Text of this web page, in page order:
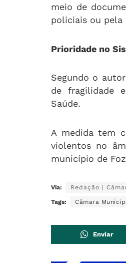
meio de
policiais ou pela
Prioridade no
Segundo o
de fragilidade
Saúde.
A medida tem
violentos no
município de
Via: Redação |
Tags: Câmara
Enviar